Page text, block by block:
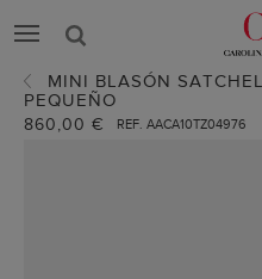
MINI BLASÓN
PEQUEÑO
860,00 € REF. AACA10TZ04976